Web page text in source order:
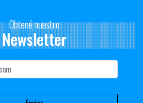
Obtené nuestro
Newsletter